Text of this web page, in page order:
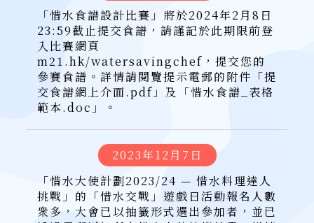
「惜水食譜設計比賽」將於2024年2月8日
23:59截止提交食譜，請謹記於此期限前登
入比賽網頁
m21.hk/watersavingchef，提交您的
參賽食譜。詳情請閱覽提示電郵的附件「提
交食譜網上介面.pdf」及「惜水食譜_表格
範本.doc」。
2023年12月7日
「惜水大使計劃2023/24 — 惜水料理達人
挑戰」的「惜水交戰」遊戲日活動報名人數
衆多，大會已以抽籤形式選出參加者，並已